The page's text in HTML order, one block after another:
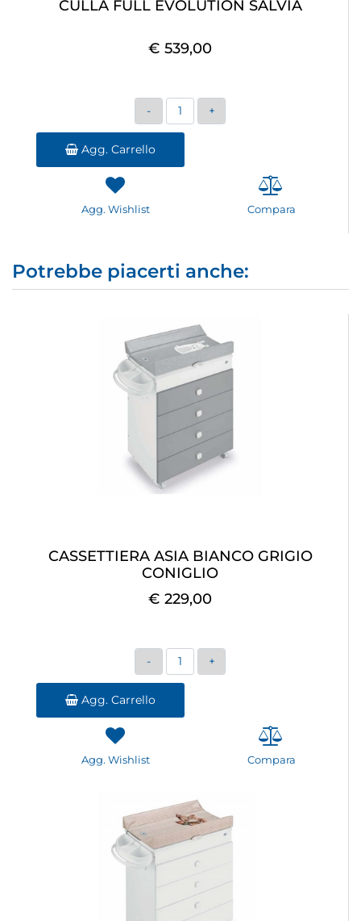
CULLA FULL EVOLUTION SALVIA
€ 539,00
Quantità
Agg. Carrello
Agg. Wishlist Compara
Potrebbe piacerti anche:
CASSETTIERA ASIA BIANCO GRIGIO
CONIGLIO
€ 229,00
Quantità
Agg. Carrello
Agg. Wishlist Compara